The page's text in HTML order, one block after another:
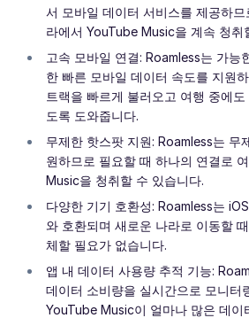
서 모바일 데이터 서비스를 제공하
라에서 YouTube Music을 계속 청취
고속 모바일 연결: Roamless는 가능
한 빠른 모바일 데이터 속도를 지원
트랙을 빠르게 불러오고 여행 중에
도록 도와줍니다.
무제한 핫스팟 지원: Roamless는 무
원하므로 필요할 때 하나의 연결로
Music을 청취할 수 있습니다.
다양한 기기 호환성: Roamless는
와 호환되며 새로운 나라로 이동할
체할 필요가 없습니다.
앱 내 데이터 사용량 추적 기능:
데이터 소비량을 실시간으로 모니터
YouTube Music이 얼마나 많은 데이